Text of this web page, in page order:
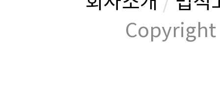
Copyright